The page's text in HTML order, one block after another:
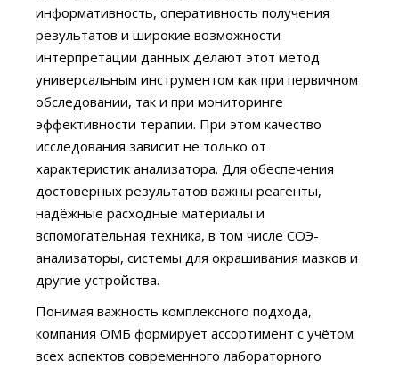
информативность, оперативность получения
результатов и широкие возможности
интерпретации данных делают этот метод
универсальным инструментом как при первичном
обследовании, так и при мониторинге
эффективности терапии. При этом качество
исследования зависит не только от
характеристик анализатора. Для обеспечения
достоверных результатов важны реагенты,
надёжные расходные материалы и
вспомогательная техника, в том числе СОЭ-
анализаторы, системы для окрашивания мазков и
другие устройства.
Понимая важность комплексного подхода,
компания ОМБ формирует ассортимент с учётом
всех аспектов современного лабораторного